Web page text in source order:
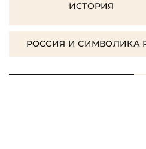
ИСТОРИЯ
РОССИЯ И СИМВОЛИКА